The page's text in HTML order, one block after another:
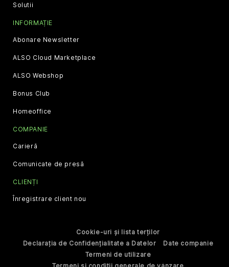
Solutii
INFORMAȚIE
Abonare Newsletter
ALSO Cloud Marketplace
ALSO Webshop
Bonus Club
Homeoffice
COMPANIE
Carieră
Comunicate de presă
CLIENȚI
Înregistrare client nou
Cookie-uri și lista terților
Declarația de Confidențialitate a Datelor
Date companie
Termeni de utilizare